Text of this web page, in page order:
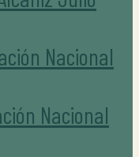
Nacional
Nacional